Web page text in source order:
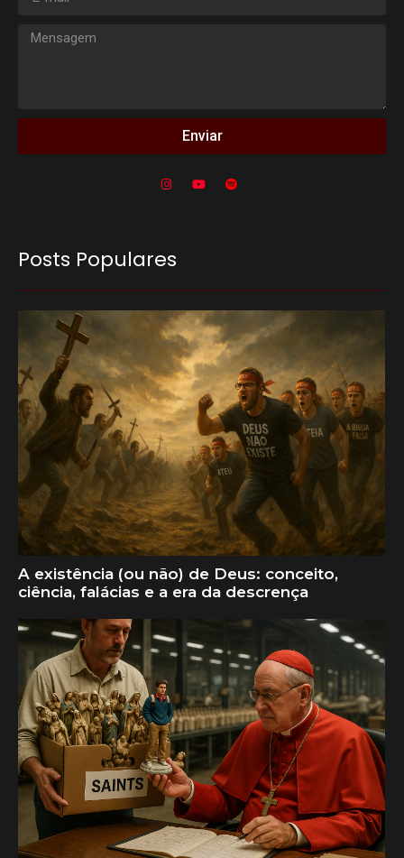
Enviar
Posts Populares
A existência (ou não) de Deus: conceito,
ciência, falácias e a era da descrença